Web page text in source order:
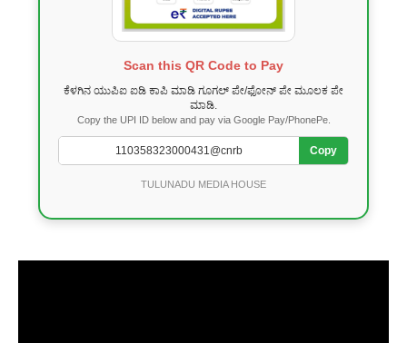
Scan this QR Code to Pay
ಕೆಳಗಿನ ಯುಪಿಐ ಐಡಿ ಕಾಪಿ ಮಾಡಿ ಗೂಗಲ್ ಪೇ/ಫೋನ್ ಪೇ ಮೂಲಕ ಪೇ
ಮಾಡಿ.
Copy the UPI ID below and pay via Google Pay/PhonePe.
Copy
TULUNADU MEDIA HOUSE